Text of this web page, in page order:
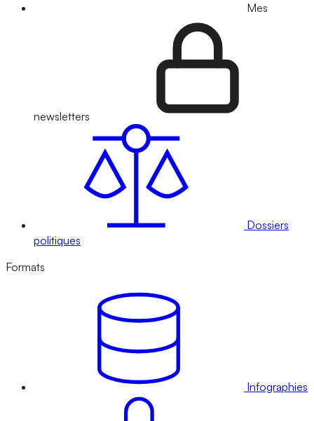
Mes
newsletters
Dossiers
politiques
Formats
Infographies